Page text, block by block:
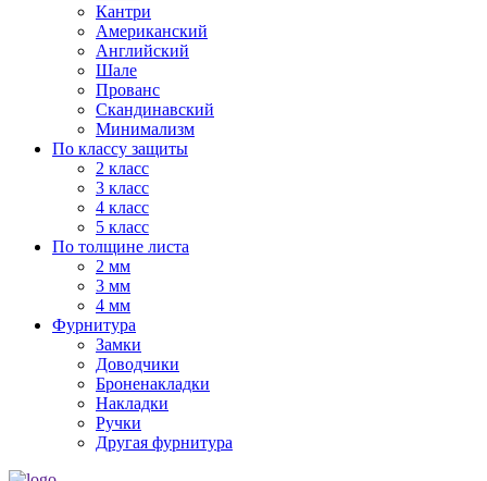
Кантри
Американский
Английский
Шале
Прованс
Скандинавский
Минимализм
По классу защиты
2 класс
3 класс
4 класс
5 класс
По толщине листа
2 мм
3 мм
4 мм
Фурнитура
Замки
Доводчики
Броненакладки
Накладки
Ручки
Другая фурнитура